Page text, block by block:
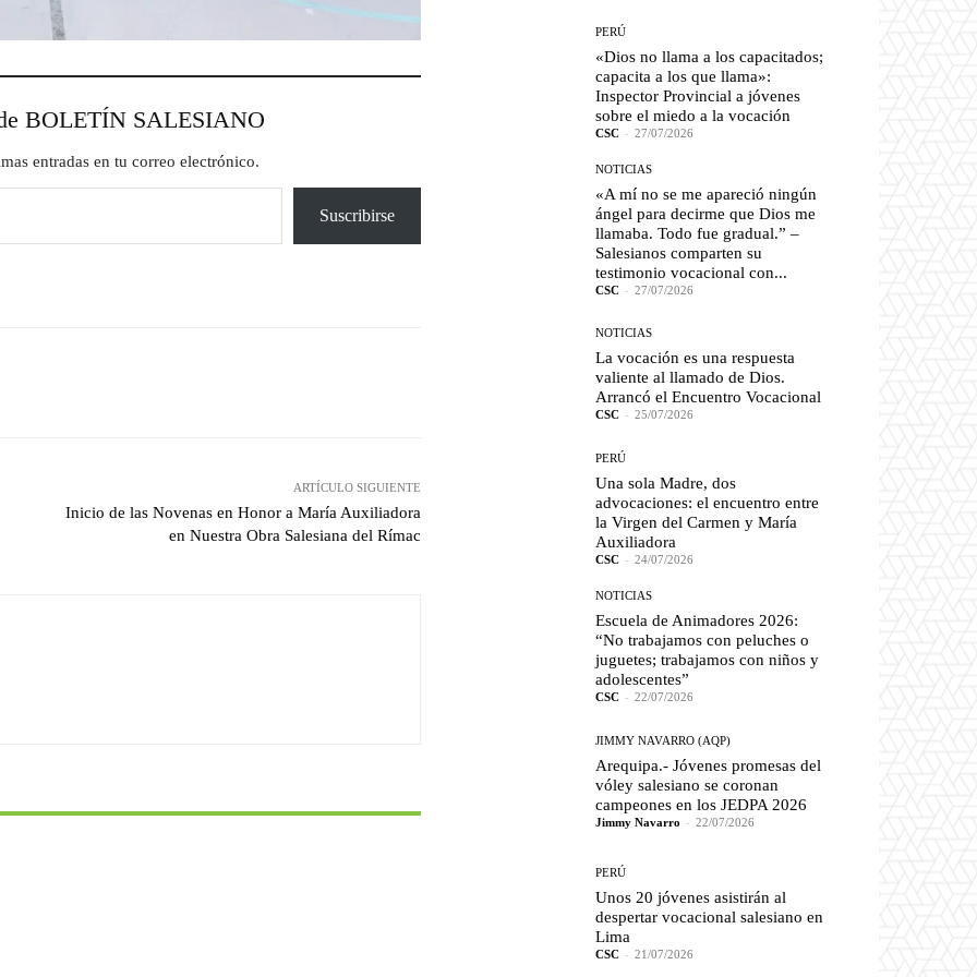
BOLETÍN SALESIANO
entradas en tu correo electrónico.
Suscribirse
ARTÍCULO SIGUIENTE
Inicio de las Novenas en Honor a María Auxiliadora
en Nuestra Obra Salesiana del Rímac
PERÚ
«Dios no llama a los capacitados;
capacita a los que llama»:
Inspector Provincial a jóvenes
sobre el miedo a la vocación
CSC - 27/07/2026
NOTICIAS
«A mí no se me apareció ningún
ángel para decirme que Dios me
llamaba. Todo fue gradual.” –
Salesianos comparten su
testimonio vocacional con...
CSC - 27/07/2026
NOTICIAS
La vocación es una respuesta
valiente al llamado de Dios.
Arrancó el Encuentro Vocacional
CSC - 25/07/2026
PERÚ
Una sola Madre, dos
advocaciones: el encuentro entre
la Virgen del Carmen y María
Auxiliadora
CSC - 24/07/2026
NOTICIAS
Escuela de Animadores 2026:
“No trabajamos con peluches o
juguetes; trabajamos con niños y
adolescentes”
CSC - 22/07/2026
JIMMY NAVARRO (AQP)
Arequipa.- Jóvenes promesas del
vóley salesiano se coronan
campeones en los JEDPA 2026
Jimmy Navarro - 22/07/2026
PERÚ
Unos 20 jóvenes asistirán al
despertar vocacional salesiano en
Lima
CSC - 21/07/2026